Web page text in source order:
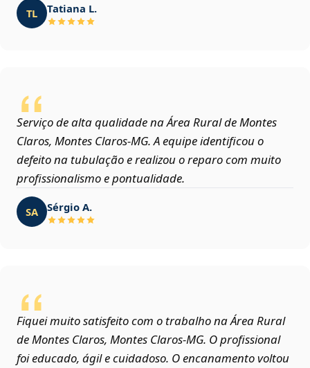
TL Tatiana L.
Serviço de alta qualidade na Área Rural de Montes
Claros, Montes Claros‑MG. A equipe identificou o
defeito na tubulação e realizou o reparo com muito
profissionalismo e pontualidade.
SA Sérgio A.
Fiquei muito satisfeito com o trabalho na Área Rural
de Montes Claros, Montes Claros‑MG. O profissional
foi educado, ágil e cuidadoso. O encanamento voltou